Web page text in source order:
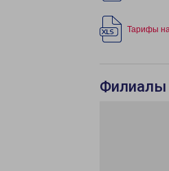
Тарифы